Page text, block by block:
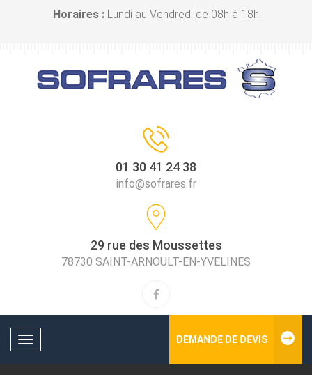
Horaires : Lundi au Vendredi de 08h à 18h
01 30 41 24 38
info@sofrares.fr
29 rue des Moussettes
78730 SAINT-ARNOULT-EN-YVELINES
Toggle
DEMANDE DE DEVIS